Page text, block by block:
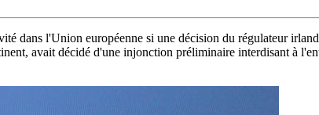
dans l'Union européenne si une décision du régulateur
avait décidé d'une injonction préliminaire interdisant à